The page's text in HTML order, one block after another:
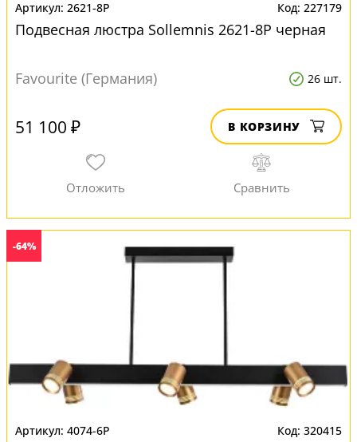
2621-8P 227179
Подвесная люстра Sollemnis 2621-8P черная
Favourite (Германия) 26 шт.
51 100 ₽ В КОРЗИНУ
-64%
4074-6P 320415